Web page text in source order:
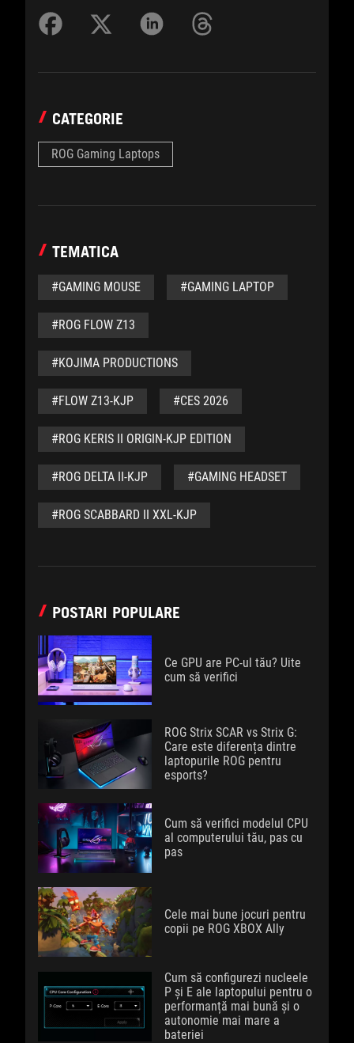
CATEGORIE
ROG Gaming Laptops
TEMATICA
#GAMING MOUSE #GAMING LAPTOP
#ROG FLOW Z13
#KOJIMA PRODUCTIONS
#FLOW Z13-KJP #CES 2026
#ROG KERIS II ORIGIN-KJP EDITION
#ROG DELTA II-KJP #GAMING HEADSET
#ROG SCABBARD II XXL-KJP
POSTARI POPULARE
Ce GPU are PC-ul tău? Uite
cum să verifici
ROG Strix SCAR vs Strix G:
Care este diferența dintre
laptopurile ROG pentru
esports?
Cum să verifici modelul CPU
al computerului tău, pas cu
pas
Cele mai bune jocuri pentru
copii pe ROG XBOX Ally
Cum să configurezi nucleele
P și E ale laptopului pentru o
performanță mai bună și o
autonomie mai mare a
bateriei